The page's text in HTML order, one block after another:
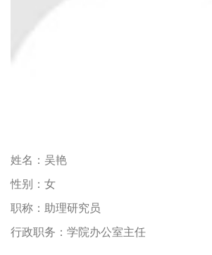
姓名： 吴艳
性别： 女
职称： 助理研究员
行政职务： 学院办公室主任